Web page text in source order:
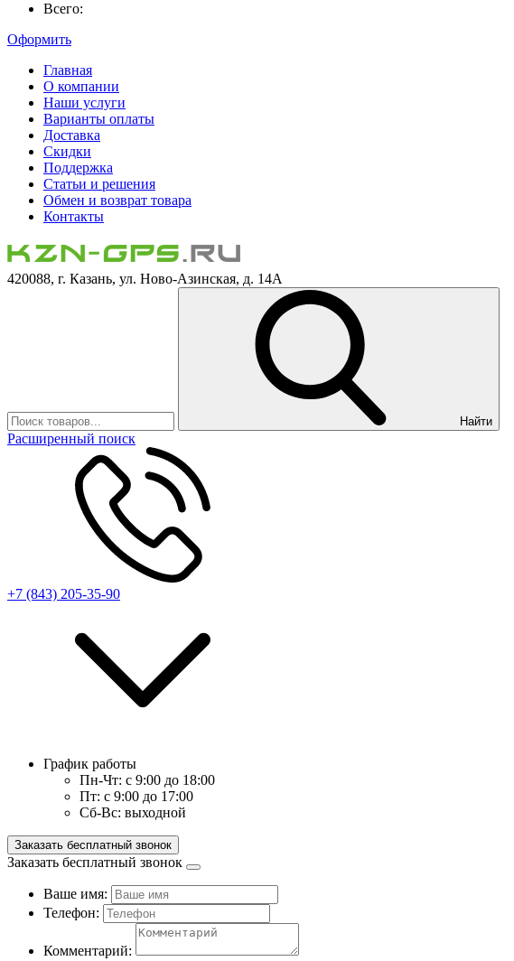
Всего:
Оформить
Главная
О компании
Наши услуги
Варианты оплаты
Доставка
Скидки
Поддержка
Статьи и решения
Обмен и возврат товара
Контакты
420088, г. Казань, ул. Ново-Азинская, д. 14А
Найти
Расширенный поиск
+7 (843) 205-35-90
График работы
Пн-Чт: с 9:00 до 18:00
Пт: с 9:00 до 17:00
Сб-Вс: выходной
Заказать бесплатный звонок
Заказать бесплатный звонок
Ваше имя:
Телефон:
Комментарий: